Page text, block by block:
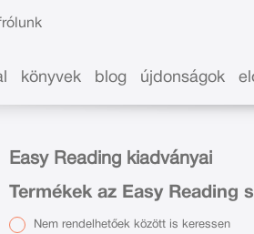
rólunk
könyvek blog újdonságok
Easy Reading kiadványai
Termékek az Easy Reading
Nem rendelhetőek között is keressen